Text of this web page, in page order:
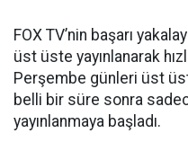
FOX TV’nin başarı
üst üste yayınlanarak
Perşembe günleri üst
belli bir süre sonra
yayınlanmaya başladı.